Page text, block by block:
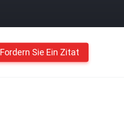
Fordern Sie Ein Zitat